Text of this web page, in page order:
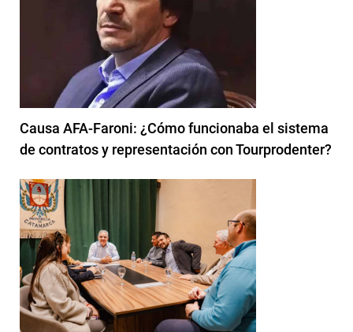
Causa AFA-Faroni: ¿Cómo funcionaba el sistema
de contratos y representación con Tourprodenter?